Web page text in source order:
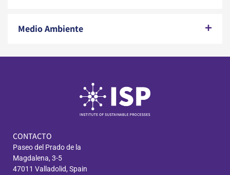
Medio Ambiente
CONTACTO
Paseo del Prado de la
Magdalena, 3-5
47011 Valladolid, Spain